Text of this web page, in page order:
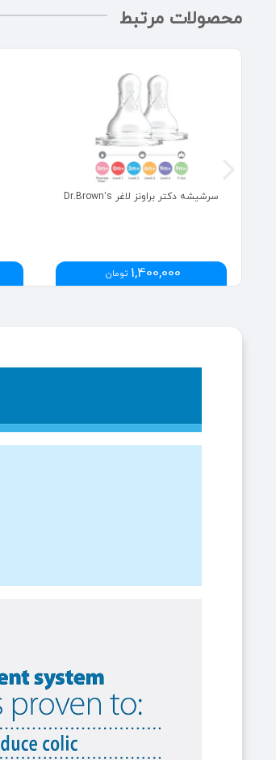
محصولات مرتبط
سرشیشه دکتر براونز لاغر Dr.Brown’s
1,400,000 تومان